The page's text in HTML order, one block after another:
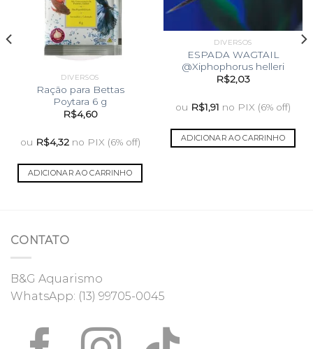
DIVERSOS
Ração para Bettas
Poytara 6 g
R$4,60
ou R$4,32 no PIX (6% off)
ADICIONAR AO CARRINHO
DIVERSOS
ESPADA WAGTAIL
@Xiphophorus helleri
R$2,03
ou R$1,91 no PIX (6% off)
ADICIONAR AO CARRINHO
CONTATO
B&G Aquarismo
WhatsApp: (13) 99705-0045